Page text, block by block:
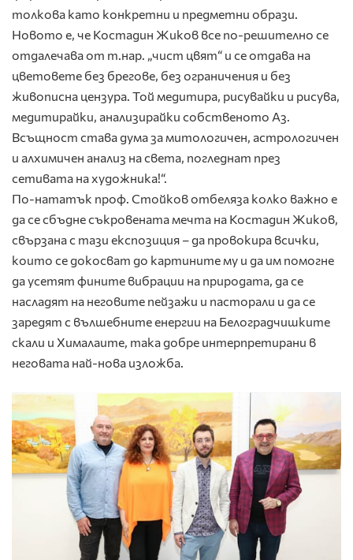
толкова като конкретни и предметни образи.
Новото е, че Костадин Жиков все по-решително се
отдалечава от т.нар. „чист цвят“ и се отдава на
цветовете без брегове, без ограничения и без
живописна цензура. Той медитира, рисувайки и рисува,
медитирайки, анализирайки собственото Аз.
Всъщност става дума за митологичен, астрологичен
и алхимичен анализ на света, погледнат през
сетивата на художника!“.
По-нататък проф. Стойков отбеляза колко важно е
да се сбъдне съкровената мечта на Костадин Жиков,
свързана с тази експозиция – да провокира всички,
които се докосват до картините му и да им помогне
да усетят фините вибрации на природата, да се
насладят на неговите пейзажи и пасторали и да се
заредят с вълшебните енергии на Белоградчишките
скали и Хималаите, така добре интерпретирани в
неговата най-нова изложба.